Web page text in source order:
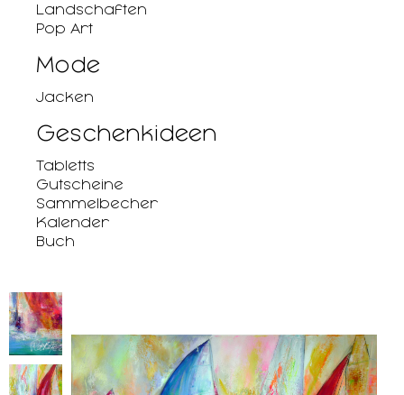
Landschaften
Pop Art
Mode
Jacken
Geschenkideen
Tabletts
Gutscheine
Sammelbecher
Kalender
Buch